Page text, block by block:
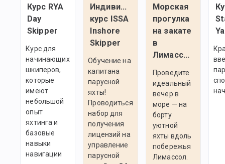
Курс RYA
Day
Skipper
Курс для
начинающих
шкиперов,
которые
имеют
небольшой
опыт
яхтинга и
базовые
навыки
навигации
Индивидуальный
курс ISSA
Inshore
Skipper
Обучение на
капитана
парусной
яхты!
Проводиться
набор для
получения
лицензий на
управление
парусной
Морская
прогулка
на закате
в
Лимассоле
Проведите
идеальный
вечер в
море — на
борту
уютной
яхты вдоль
побережья
Лимассол.